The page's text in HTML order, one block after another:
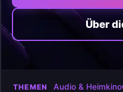
Über
THEMEN Audio & Heimkino